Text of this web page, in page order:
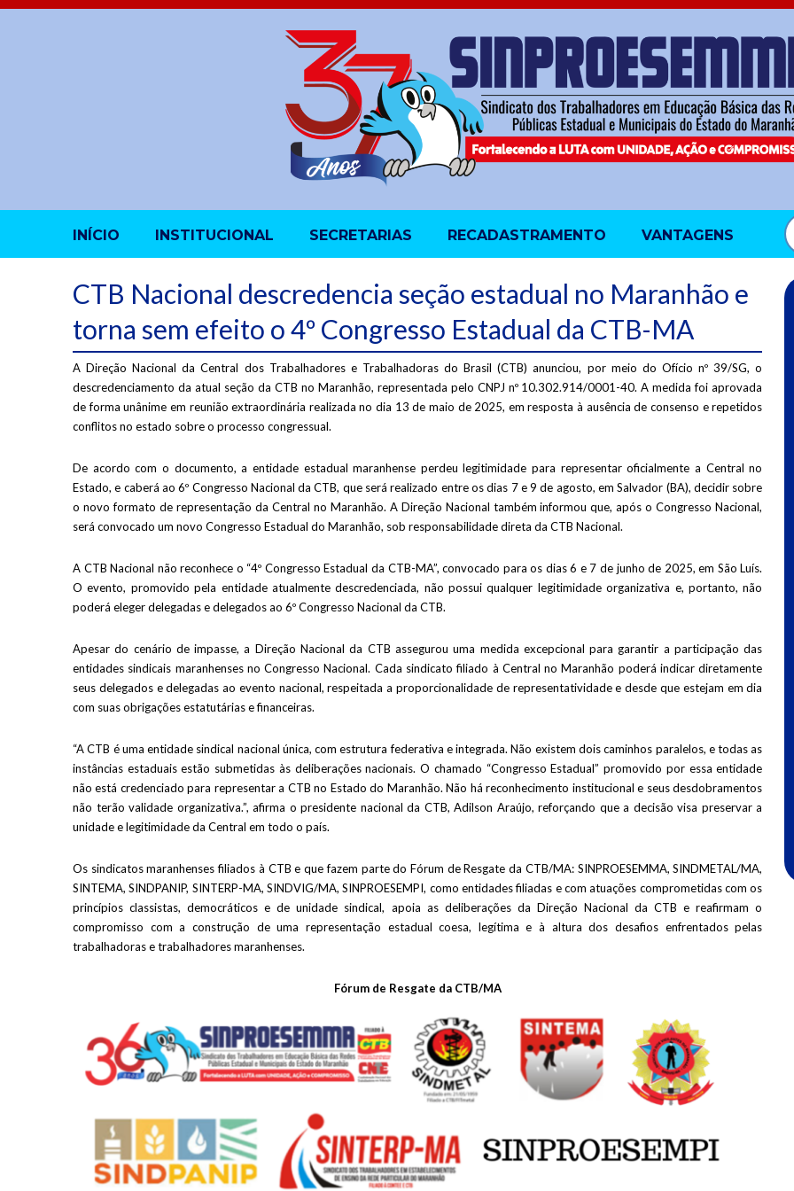
INÍCIO INSTITUCIONAL SECRETARIAS RECADASTRAMENTO VANTAGENS
CTB Nacional descredencia seção estadual no Maranhão e
torna sem efeito o 4º Congresso Estadual da CTB-MA
A Direção Nacional da Central dos Trabalhadores e Trabalhadoras do Brasil (CTB) anunciou, por meio do Ofício nº 39/SG, o
descredenciamento da atual seção da CTB no Maranhão, representada pelo CNPJ nº 10.302.914/0001-40. A medida foi aprovada
de forma unânime em reunião extraordinária realizada no dia 13 de maio de 2025, em resposta à ausência de consenso e repetidos
conflitos no estado sobre o processo congressual.
De acordo com o documento, a entidade estadual maranhense perdeu legitimidade para representar oficialmente a Central no
Estado, e caberá ao 6º Congresso Nacional da CTB, que será realizado entre os dias 7 e 9 de agosto, em Salvador (BA), decidir sobre
o novo formato de representação da Central no Maranhão. A Direção Nacional também informou que, após o Congresso Nacional,
será convocado um novo Congresso Estadual do Maranhão, sob responsabilidade direta da CTB Nacional.
A CTB Nacional não reconhece o “4º Congresso Estadual da CTB-MA”, convocado para os dias 6 e 7 de junho de 2025, em São Luís.
O evento, promovido pela entidade atualmente descredenciada, não possui qualquer legitimidade organizativa e, portanto, não
poderá eleger delegadas e delegados ao 6º Congresso Nacional da CTB.
Apesar do cenário de impasse, a Direção Nacional da CTB assegurou uma medida excepcional para garantir a participação das
entidades sindicais maranhenses no Congresso Nacional. Cada sindicato filiado à Central no Maranhão poderá indicar diretamente
seus delegados e delegadas ao evento nacional, respeitada a proporcionalidade de representatividade e desde que estejam em dia
com suas obrigações estatutárias e financeiras.
“A CTB é uma entidade sindical nacional única, com estrutura federativa e integrada. Não existem dois caminhos paralelos, e todas as
instâncias estaduais estão submetidas às deliberações nacionais. O chamado “Congresso Estadual” promovido por essa entidade
não está credenciado para representar a CTB no Estado do Maranhão. Não há reconhecimento institucional e seus desdobramentos
não terão validade organizativa.”, afirma o presidente nacional da CTB, Adilson Araújo, reforçando que a decisão visa preservar a
unidade e legitimidade da Central em todo o país.
Os sindicatos maranhenses filiados à CTB e que fazem parte do Fórum de Resgate da CTB/MA: SINPROESEMMA, SINDMETAL/MA,
SINTEMA, SINDPANIP, SINTERP-MA, SINDVIG/MA, SINPROESEMPI, como entidades filiadas e com atuações comprometidas com os
princípios classistas, democráticos e de unidade sindical, apoia as deliberações da Direção Nacional da CTB e reafirmam o
compromisso com a construção de uma representação estadual coesa, legítima e à altura dos desafios enfrentados pelas
trabalhadoras e trabalhadores maranhenses.
Fórum de Resgate da CTB/MA